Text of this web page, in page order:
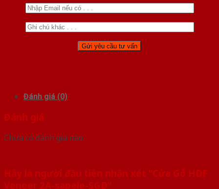
Đánh giá (0)
Đánh giá
Chưa có đánh giá nào.
Hãy là người đầu tiên nhận xét “Cửa Gỗ HDF
Veneer 2A-sapele-SGD”